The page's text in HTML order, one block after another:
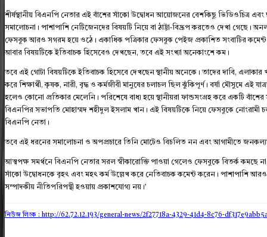
শীর্ষস্থানীয় বিএনপি নেতার এই বাঁশের সাঁকো উদ্বোধন আয়োজনের বেশকিছু ভিডিওচিত্র
সমালোচনা। পাশাপাশি নেটিজেনদের বিষয়টি নিয়ে বা ঠাট্টা-বিদ্রূপ করতেও দেখা গেছে।
ফেসবুক আরও সগরম হয়ে ওঠে। একাধিক পত্রিকার ফেসবুক পেইজ প্রকাশিত সংবাটির কমেন্ট
আবার বিষয়টিকে ইতিবাচক হিসেবেও দেখছেন, তবে এই সংখ্যা অনেকাংশে কম।
তবে এই গোটা বিষয়টিকে ইতিবাচক হিসেবে দেখছেন স্থানীয় অনেকে। তাদের দাবি,
করে শিক্ষার্থী, কৃষক, নারী, বৃদ্ধ ও কর্মজীবী মানুষের চলাচল ছিল ঝুঁকিপূর্ণ। বর্ষা মৌসুমে এই
হলেও কোনো প্রতিকার মেলেনি। পরিশেষে বাধ্য হয়ে স্থানীয়রা ফান্ডসংগ্রহ করে একটি
বিএনপির সভাপতি মোহাম্মদ শহীদুল ইসলাম খান। এই বিষয়টিকে নিয়ে ফেসবুকে
বিএনপি নেতা।
তবে এই ধরনের সমালোচনা ও অপপ্রচারে তিনি মোটেও বিচলিত নন এবং আগামীতে
আত্মপক্ষ সমর্থনে বিএনপি নেতার সরল স্বীকারোক্তি পাওয়া গেলেও ফেসবুকে বিতর্ক কমছে
সাঁকো উদ্বোধনকে বৃহৎ এবং মহৎ কর্ম উল্লেখ করে নেতিবাচক কমেন্ট করেন। পাশাপাশি আরও
সম্পাদকীয় নীতিপরিপন্থী হওয়ায় প্রকাশযোগ্য নয়।’
নিউজ লিংক : http://62.72.12.193/general-news/2f27718a-4329-41d4-8c76-